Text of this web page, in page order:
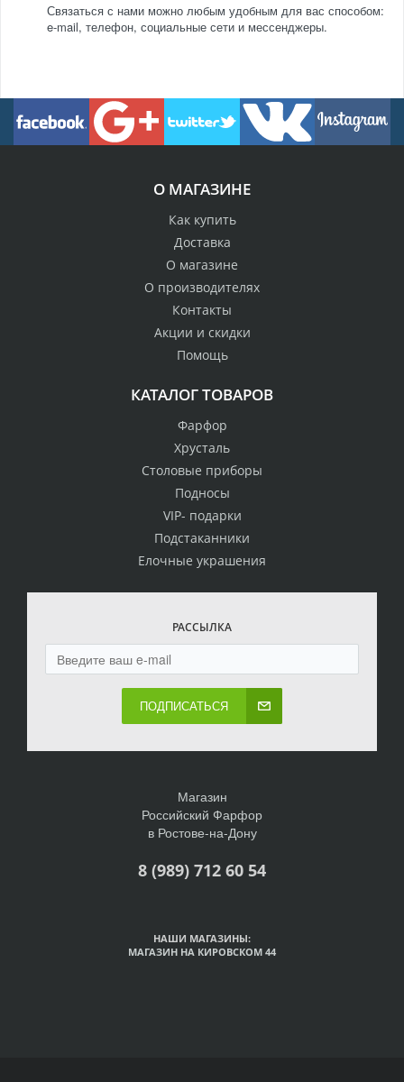
Связаться с нами можно любым удобным для вас способом:
e-mail, телефон, социальные сети и мессенджеры.
О МАГАЗИНЕ
Как купить
Доставка
О магазине
О производителях
Контакты
Акции и скидки
Помощь
КАТАЛОГ ТОВАРОВ
Фарфор
Хрусталь
Столовые приборы
Подносы
VIP- подарки
Подстаканники
Елочные украшения
РАССЫЛКА
ПОДПИСАТЬСЯ
Магазин
Российский Фарфор
в Ростове-на-Дону
8 (989) 712 60 54
НАШИ МАГАЗИНЫ:
МАГАЗИН НА КИРОВСКОМ 44